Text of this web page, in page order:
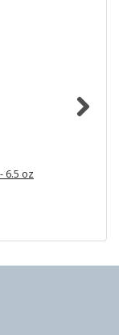
6.5 oz